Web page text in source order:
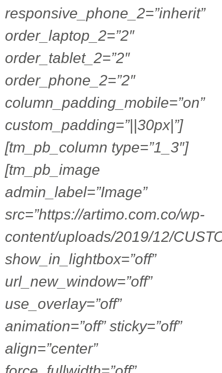
responsive_phone_2=”inherit”
order_laptop_2=”2″
order_tablet_2=”2″
order_phone_2=”2″
column_padding_mobile=”on”
custom_padding=”||30px|”]
[tm_pb_column type=”1_3″]
[tm_pb_image
admin_label=”Image”
src=”https://artimo.com.co/wp-
content/uploads/2019/12/
show_in_lightbox=”off”
url_new_window=”off”
use_overlay=”off”
animation=”off” sticky=”off”
align=”center”